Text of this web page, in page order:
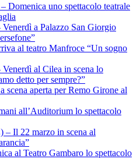
uno spettacolo teatrale
a Palazzo San Giorgio
al teatro Manfroce “Un sogno
al Cilea in scena lo
detto per sempre?”
aperta per Remo Girone al
all’Auditorium lo spettacolo
Il 22 marzo in scena al
al Teatro Gambaro lo spettacolo